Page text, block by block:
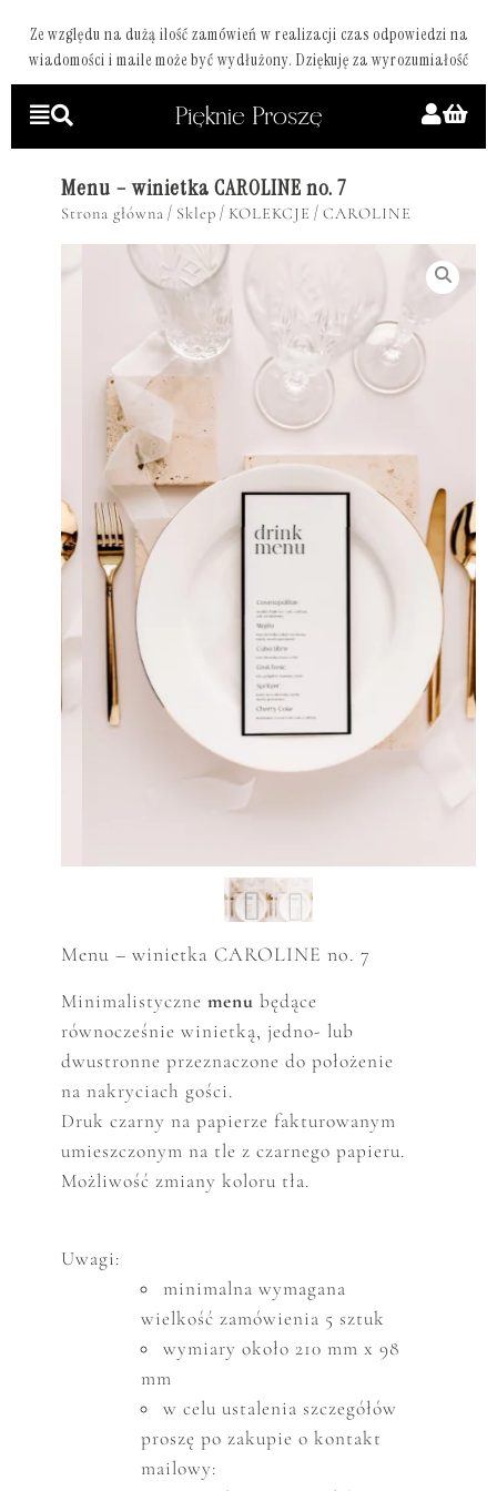
Ze względu na dużą ilość zamówień w realizacji czas odpowiedzi na
wiadomości i maile może być wydłużony. Dziękuję za wyrozumiałość
Menu – winietka CAROLINE no. 7
Strona główna / Sklep / KOLEKCJE / CAROLINE
Menu – winietka CAROLINE no. 7
Minimalistyczne menu będące
równocześnie winietką, jedno- lub
dwustronne przeznaczone do położenie
na nakryciach gości.
Druk czarny na papierze fakturowanym
umieszczonym na tle z czarnego papieru.
Możliwość zmiany koloru tła.
Uwagi:
minimalna wymagana
wielkość zamówienia 5 sztuk
wymiary około 210 mm x 98
mm
w celu ustalenia szczegółów
proszę po zakupie o kontakt
mailowy: